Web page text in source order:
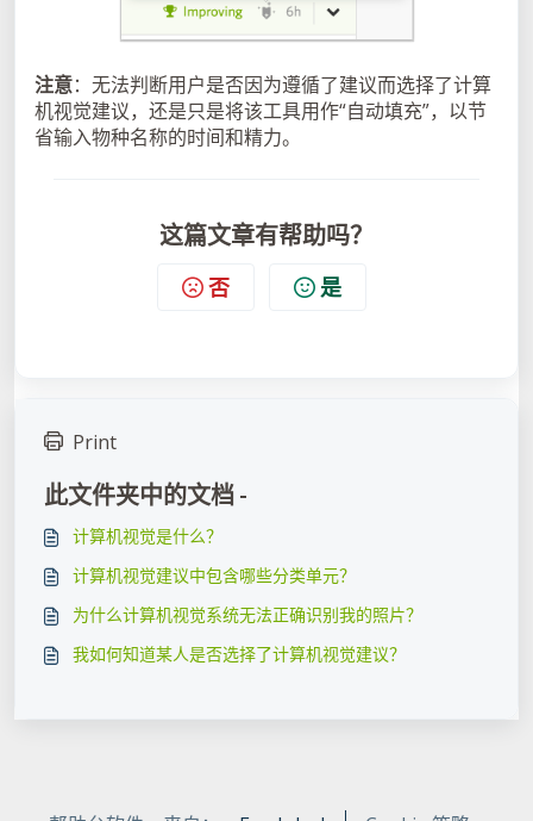
注意：无法判断用户是否因为遵循了建议而选择了计算
机视觉建议，还是只是将该工具用作“自动填充”，以节
省输入物种名称的时间和精力。
这篇文章有帮助吗？
否 是
Print
此文件夹中的文档 -
计算机视觉是什么？
计算机视觉建议中包含哪些分类单元？
为什么计算机视觉系统无法正确识别我的照片？
我如何知道某人是否选择了计算机视觉建议？